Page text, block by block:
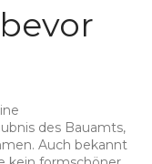
des Bauamts,
. Auch bekannt